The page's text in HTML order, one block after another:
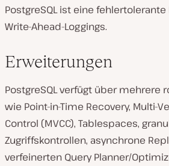
PostgreSQL ist eine
Write-Ahead-Loggings.
Erweiterungen
PostgreSQL verfügt über mehrere
wie Point-in-Time Recovery, Multi-
Control (MVCC), Tablespaces,
Zugriffskontrollen, asynchrone
verfeinerten Query Planner/